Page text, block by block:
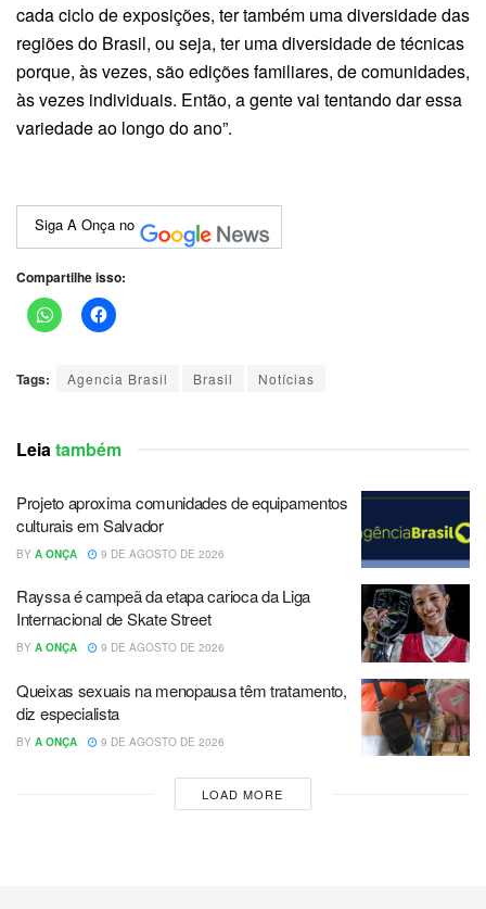
cada ciclo de exposições, ter também uma diversidade das
regiões do Brasil, ou seja, ter uma diversidade de técnicas
porque, às vezes, são edições familiares, de comunidades,
às vezes individuais. Então, a gente vai tentando dar essa
variedade ao longo do ano”.
Siga A Onça no
Compartilhe isso:
Tags: Agencia Brasil Brasil Notícias
Leia também
Projeto aproxima comunidades de equipamentos
culturais em Salvador
BY A ONÇA 9 DE AGOSTO DE 2026
Rayssa é campeã da etapa carioca da Liga
Internacional de Skate Street
BY A ONÇA 9 DE AGOSTO DE 2026
Queixas sexuais na menopausa têm tratamento,
diz especialista
BY A ONÇA 9 DE AGOSTO DE 2026
LOAD MORE